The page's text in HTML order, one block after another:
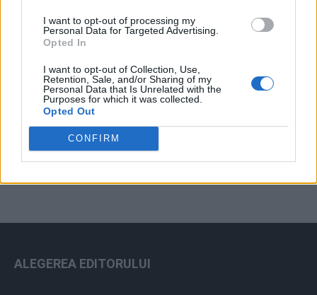
I want to opt-out of processing my
Personal Data for Targeted Advertising.
Opted In
I want to opt-out of Collection, Use,
Retention, Sale, and/or Sharing of my
Personal Data that Is Unrelated with the
Purposes for which it was collected.
Opted Out
CONFIRM ad
ALEGEREA EDITORULUI